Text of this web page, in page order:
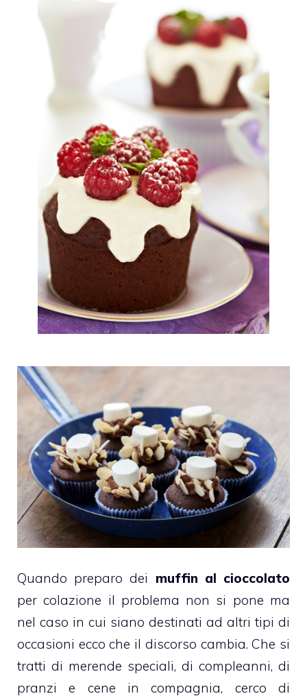
Quando preparo dei muffin al cioccolato
per colazione il problema non si pone ma
nel caso in cui siano destinati ad altri tipi di
occasioni ecco che il discorso cambia. Che si
tratti di merende speciali, di compleanni, di
pranzi e cene in compagnia, cerco di